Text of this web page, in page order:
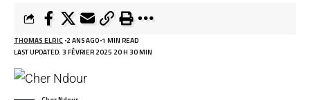
LAST UPDATED: 3 FÉVRIER 2025 20 H 30 MIN
THOMAS ELRIC 2 ANS AGO 1 MIN READ